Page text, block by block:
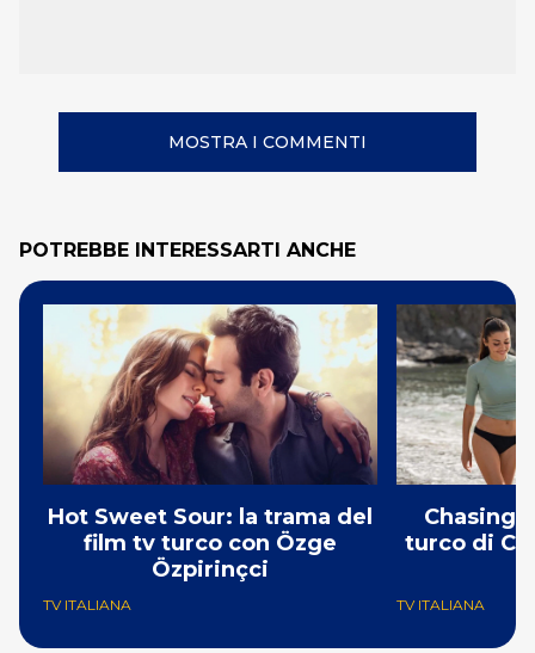
MOSTRA I COMMENTI
POTREBBE INTERESSARTI ANCHE
Hot Sweet Sour: la trama del
film tv turco con Özge
Özpirinçci
TV ITALIANA
Chasing
turco di
TV ITALIANA